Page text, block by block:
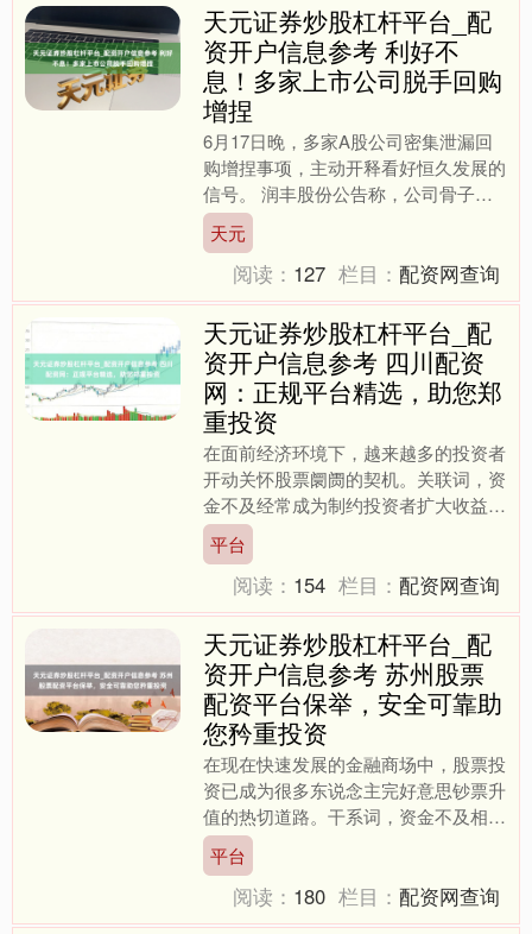
天元证券炒股杠杆平台_配
资开户信息参考 利好不
息！多家上市公司脱手回购
增捏
6月17日晚，多家A股公司密集泄漏回
购增捏事项，主动开释看好恒久发展的
信号。 润丰股份公告称，公司骨子为
止东说念主、董事长王文才议论自公告
泄漏之日起6个月内，通....
天元
阅读： 127 栏目：配资网查询
天元证券炒股杠杆平台_配
资开户信息参考 四川配资
网：正规平台精选，助您郑
重投资
在面前经济环境下，越来越多的投资者
开动关怀股票阛阓的契机。关联词，资
金不及经常成为制约投资者扩大收益的
瓶颈。配资手脚一种正当的融资器具，
约略匡助投资者放大资金领....
平台
阅读： 154 栏目：配资网查询
天元证券炒股杠杆平台_配
资开户信息参考 苏州股票
配资平台保举，安全可靠助
您矜重投资
在现在快速发展的金融商场中，股票投
资已成为很多东说念主完好意思钞票升
值的热切道路。干系词，资金不及相似
成为投资者濒临的最大遮拦。关于苏州
的投资者而言，礼聘一家安....
平台
阅读： 180 栏目：配资网查询